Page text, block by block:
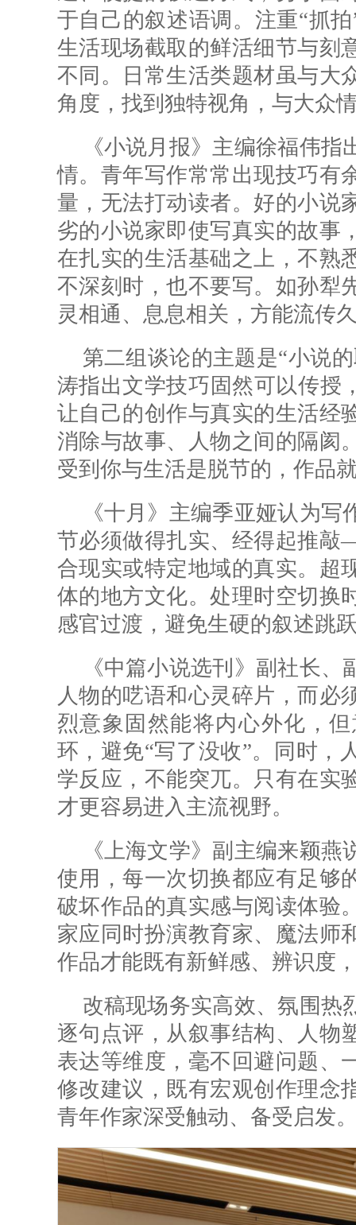
于自己的叙述语调。注重“抓
生活现场截取的鲜活细节与刻
不同。日常生活类题材虽与大
角度，找到独特视角，与大众
《小说月报》主编徐福伟
情。青年写作常常出现技巧有
量，无法打动读者。好的小说
劣的小说家即使写真实的故事
在扎实的生活基础之上，不熟
不深刻时，也不要写。如孙犁
灵相通、息息相关，方能流传
第二组谈论的主题是“小说
涛指出文学技巧固然可以传授
让自己的创作与真实的生活经
消除与故事、人物之间的隔阂
受到你与生活是脱节的，作品
《十月》主编季亚娅认为
节必须做得扎实、经得起推
合现实或特定地域的真实。超
体的地方文化。处理时空切换
感官过渡，避免生硬的叙述跳
《中篇小说选刊》副社长
人物的呓语和心灵碎片，而必
烈意象固然能将内心外化，
环，避免“写了没收”。同时，
学反应，不能突兀。只有在实
才更容易进入主流视野。
《上海文学》副主编来颖
使用，每一次切换都应有足够
破坏作品的真实感与阅读体验
家应同时扮演教育家、魔法
作品才能既有新鲜感、辨识度
改稿现场务实高效、氛围热
逐句点评，从叙事结构、人物
表达等维度，毫不回避问题、
修改建议，既有宏观创作理念
青年作家深受触动、备受启发